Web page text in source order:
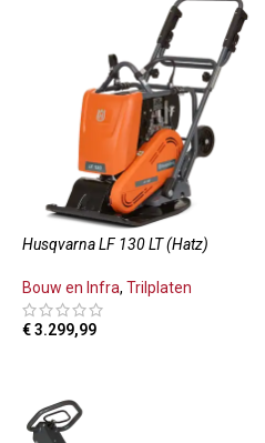
Husqvarna LF 130 LT (Hatz)
Bouw en Infra, Trilplaten
€3.299,99